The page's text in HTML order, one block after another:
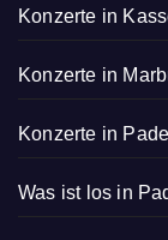
Konzerte in
Konzerte in
Konzerte in
Was ist los in